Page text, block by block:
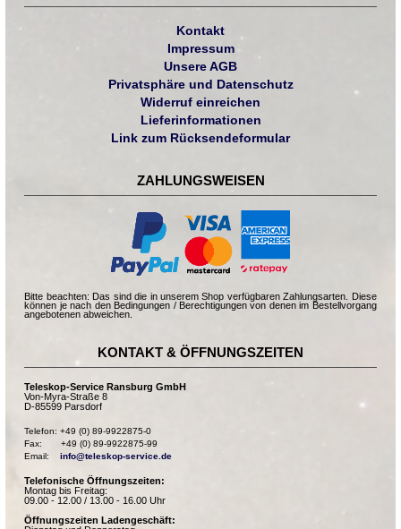
Kontakt
Impressum
Unsere AGB
Privatsphäre und Datenschutz
Widerruf einreichen
Lieferinformationen
Link zum Rücksendeformular
ZAHLUNGSWEISEN
Bitte beachten: Das sind die in unserem Shop verfügbaren Zahlungsarten. Diese
können je nach den Bedingungen / Berechtigungen von denen im Bestellvorgang
angebotenen abweichen.
KONTAKT & ÖFFNUNGSZEITEN
Teleskop-Service Ransburg GmbH
Von-Myra-Straße 8
D-85599 Parsdorf
Telefon: +49 (0) 89-9922875-0
Fax:       +49 (0) 89-9922875-99
Email: info@teleskop-service.de
Telefonische Öffnungszeiten:
Montag bis Freitag:
09.00 - 12.00 / 13.00 - 16.00 Uhr
Öffnungszeiten Ladengeschäft: